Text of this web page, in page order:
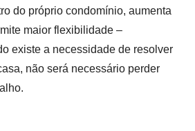
do próprio condomínio, aumenta
maior flexibilidade –
existe a necessidade de resolver
não será necessário perder